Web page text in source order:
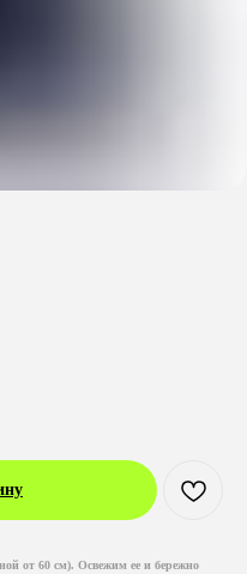
от 60 см). Освежим ее и бережно